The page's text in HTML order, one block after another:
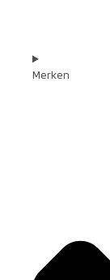
Merken